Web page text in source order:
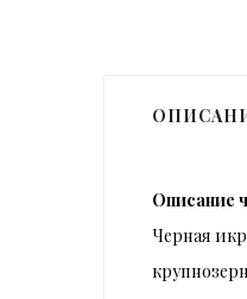
Описание
Черная